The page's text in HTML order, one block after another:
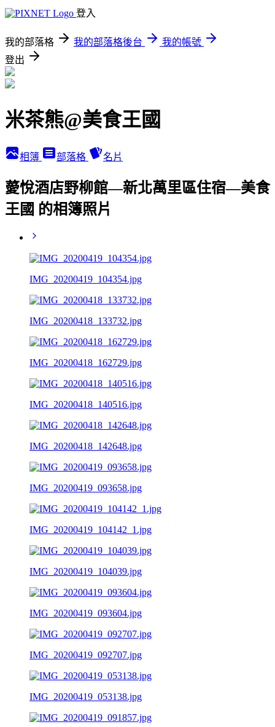
登入
我的部落格 我的部落格後台
我的帳號
登出
米茶熊@美食王國
相簿 部落格 名片
薆悅酒店野柳館—新北萬里區住宿—美食
王國 的相簿照片
IMG_20200419_104354.jpg
IMG_20200418_133732.jpg
IMG_20200418_162729.jpg
IMG_20200418_140516.jpg
IMG_20200418_142648.jpg
IMG_20200419_093658.jpg
IMG_20200419_104142_1.jpg
IMG_20200419_104039.jpg
IMG_20200419_093604.jpg
IMG_20200419_092707.jpg
IMG_20200419_053138.jpg